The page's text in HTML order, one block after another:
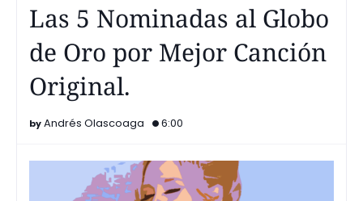
Las 5 Nominadas al Globo
de Oro por Mejor Canción
Original.
Andrés Olascoaga 6:00